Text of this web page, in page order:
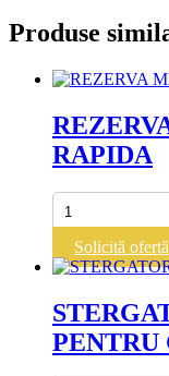
Produse
RAPIDA
Cantitate
REZERVA
MICROFIBRA
RAMA
RAPIDA
Solicită ofertă
PENTRU